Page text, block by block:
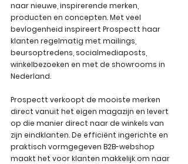
naar nieuwe, inspirerende merken,
producten en concepten. Met veel
bevlogenheid inspireert Prospectt haar
klanten regelmatig met mailings,
beursoptredens, socialmediaposts,
winkelbezoeken en met de showrooms in
Nederland.
Prospectt verkoopt de mooiste merken
direct vanuit het eigen magazijn en levert
op die manier direct naar de winkels van
zijn eindklanten. De efficiënt ingerichte en
praktisch vormgegeven B2B-webshop
maakt het voor klanten makkelijk om naar